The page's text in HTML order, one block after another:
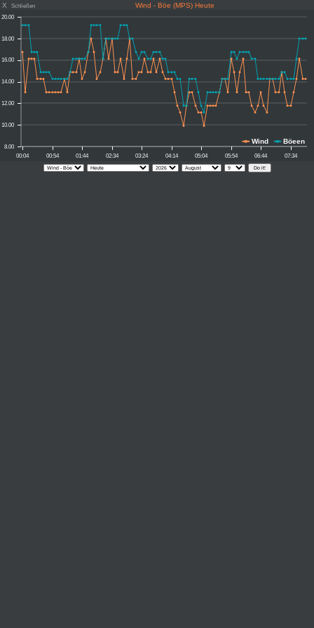
X Schließen Wind - Böe (MPS) Heute